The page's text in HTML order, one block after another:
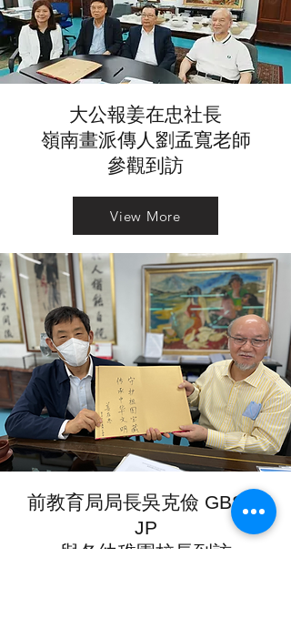
大公報姜在忠社長
嶺南畫派傳人劉孟寬老師
參觀到訪
View More
前教育局局長吳克儉 GBS，
JP
與各幼稚園校長到訪